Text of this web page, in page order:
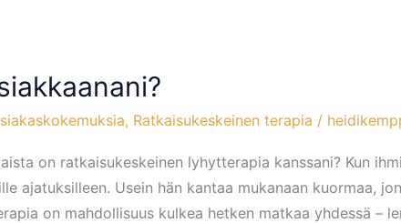
, Ratkaisukeskeinen terapia /
on ratkaisukeskeinen lyhytterapia kanssani? Kun
ajatuksilleen. Usein hän kantaa mukanaan kuormaa,
on mahdollisuus kulkea hetken matkaa yhdessä –